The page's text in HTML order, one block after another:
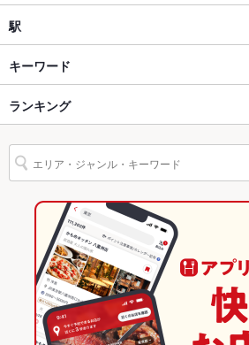
貸切 貸切不可 ：相談可
Wi-Fi あり
バリアフリ
なし
あり ：2～3台可能
その他設備 完全予約制で、前日までに要予
その他
飲み放題 なし
洋・和洋・各国料理・その他
唐津 × 創作料理
唐津 × 洋・和洋・各国料理・その他
本牟田部駅 × 創作料理
本牟田部駅 × 洋・和洋・各国料理・その他
唐津市
唐津市 × 創作料理
唐津市 × 洋・和洋・各国料理・その他
佐賀
佐賀 × 創作料理
佐賀 × 洋・和洋・各国料理・その他
駅
東唐津駅
本牟田部駅
山本駅
キーワード
豆腐料理
ランキング
佐賀のグルメランキング
佐賀の創作料理ランキング
唐津のグルメランキング
唐津市のグルメランキング